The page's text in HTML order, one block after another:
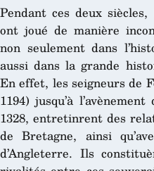
Pendant ces deux
ont joué de manière
non seulement dans
aussi dans la grande
En effet, les seigneurs de
1194) jusqu’à
1328, entretinrent des
de Bretagne, ainsi
d’Angleterre. Ils